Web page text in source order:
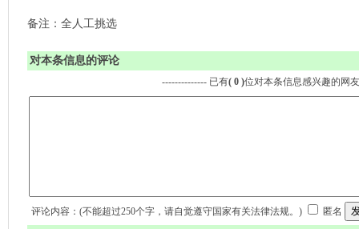
备注：全人工挑选
对本条信息的评论
-------------- 已有( 0 )位对本条信息感兴趣的网
评论内容：(不能超过250个字，请自觉遵守国家有关法律法规。) 匿名